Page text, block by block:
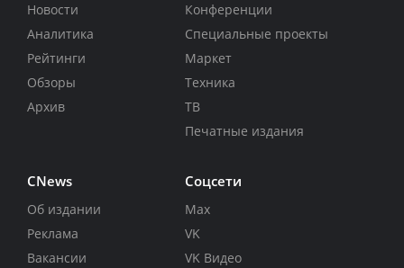
Новости
Аналитика
Рейтинги
Обзоры
Архив
Конференции
Специальные проекты
Маркет
Техника
ТВ
Печатные издания
CNews
Об издании
Реклама
Вакансии
Соцсети
Max
VK
VK Видео